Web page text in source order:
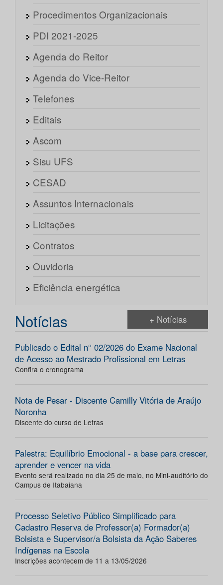
Procedimentos Organizacionais
PDI 2021-2025
Agenda do Reitor
Agenda do Vice-Reitor
Telefones
Editais
Ascom
Sisu UFS
CESAD
Assuntos Internacionais
Licitações
Contratos
Ouvidoria
Eficiência energética
Notícias + Notícias
Publicado o Edital n° 02/2026 do Exame Nacional
de Acesso ao Mestrado Profissional em Letras
Confira o cronograma
Nota de Pesar - Discente Camilly Vitória de Araújo
Noronha
Discente do curso de Letras
Palestra: Equilíbrio Emocional - a base para crescer,
aprender e vencer na vida
Evento será realizado no dia 25 de maio, no Mini-auditório do
Campus de Itabaiana
Processo Seletivo Público Simplificado para
Cadastro Reserva de Professor(a) Formador(a)
Bolsista e Supervisor/a Bolsista da Ação Saberes
Indígenas na Escola
Inscrições acontecem de 11 a 13/05/2026